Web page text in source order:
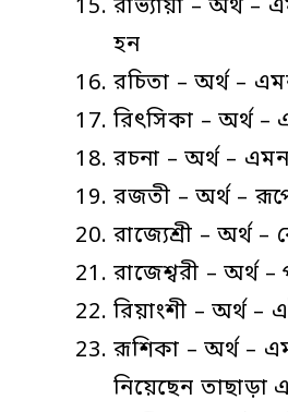
রাভ্যায়া – অর্থ
হন
রচিতা – অর্থ –
রিৎসিকা – অর্থ –
রচনা – অর্থ –
রজতী – অর্থ –
রাজ্যেশ্রী – অর্থ
রাজেশ্বরী – অর্থ
রিয়াংশী – অর্থ –
রূশিকা – অর্থ –
নিয়েছেন তাছাড়া